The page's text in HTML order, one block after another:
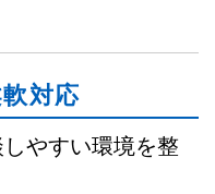
対応
やすい環境を整